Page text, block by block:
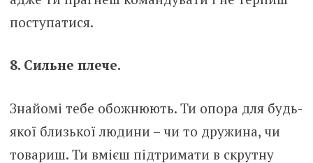
поступатися.
8. Сильне плече.
Знайомі тебе обожнюють. Ти опора для будь-
якої близької людини – чи то дружина, чи
товариш. Ти вмієш підтримати в скрутну